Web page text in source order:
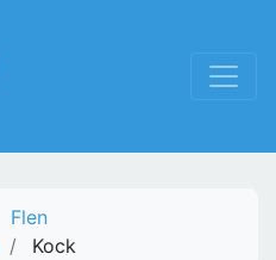
Flen
Kock